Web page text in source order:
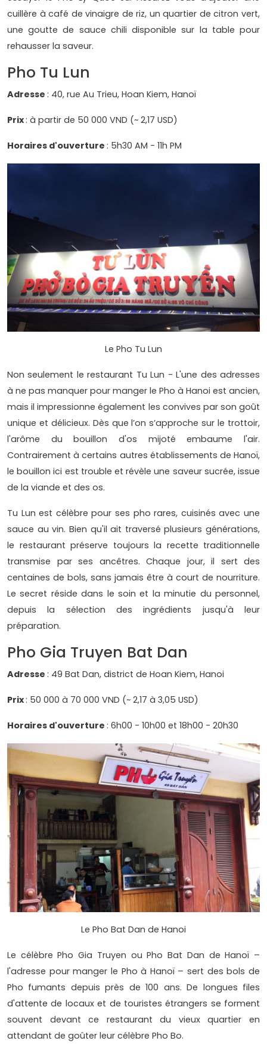
cuillère à café de vinaigre de riz, un quartier de citron vert,
une goutte de sauce chili disponible sur la table pour
rehausser la saveur.
Pho Tu Lun
Adresse : 40, rue Au Trieu, Hoan Kiem, Hanoï
Prix: à partir de 50 000 VND (~ 2,17 USD)
Horaires d'ouverture : 5h30 AM - 11h PM
Le Pho Tu Lun
Non seulement le restaurant Tu Lun - L'une des adresses
à ne pas manquer pour manger le Pho à Hanoi est ancien,
mais il impressionne également les convives par son goût
unique et délicieux. Dès que l’on s’approche sur le trottoir,
l'arôme du bouillon d'os mijoté embaume l'air.
Contrairement à certains autres établissements de Hanoï,
le bouillon ici est trouble et révèle une saveur sucrée, issue
de la viande et des os.
Tu Lun est célèbre pour ses pho rares, cuisinés avec une
sauce au vin. Bien qu'il ait traversé plusieurs générations,
le restaurant préserve toujours la recette traditionnelle
transmise par ses ancêtres. Chaque jour, il sert des
centaines de bols, sans jamais être à court de nourriture.
Le secret réside dans le soin et la minutie du personnel,
depuis la sélection des ingrédients jusqu'à leur
préparation.
Pho Gia Truyen Bat Dan
Adresse : 49 Bat Dan, district de Hoan Kiem, Hanoi
Prix: 50 000 à 70 000 VND (~ 2,17 à 3,05 USD)
Horaires d'ouverture : 6h00 - 10h00 et 18h00 - 20h30
Le Pho Bat Dan de Hanoi
Le célèbre Pho Gia Truyen ou Pho Bat Dan de Hanoï –
l'adresse pour manger le Pho à Hanoï – sert des bols de
Pho fumants depuis près de 100 ans. De longues files
d'attente de locaux et de touristes étrangers se forment
souvent devant ce restaurant du vieux quartier en
attendant de goûter leur célèbre Pho Bo.